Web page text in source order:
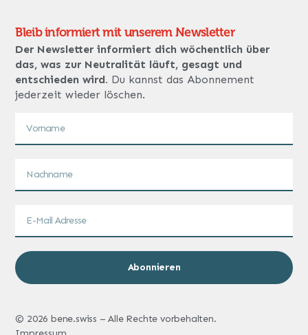
Bleib informiert mit unserem Newsletter
Der Newsletter informiert dich wöchentlich über
das, was zur Neutralität läuft, gesagt und
entschieden wird. Du kannst das Abonnement
jederzeit wieder löschen.
Abonnieren
© 2026 bene.swiss – Alle Rechte vorbehalten.